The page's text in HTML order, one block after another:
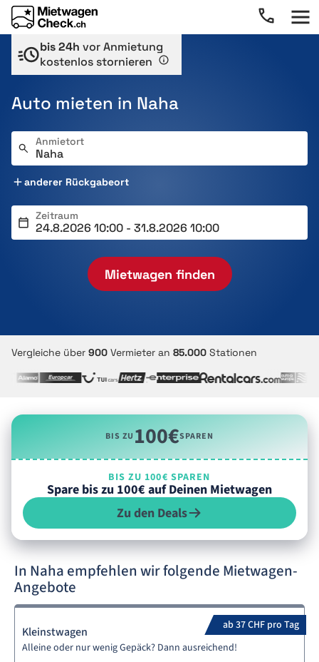
bis 24h vor Anmietung
kostenlos stornieren
Auto mieten in Naha
Anmietort
anderer Rückgabeort
Zeitraum
Mietwagen finden
Vergleiche über 900 Vermieter an 85.000 Stationen
BIS ZU100€SPAREN
BIS ZU 100€ SPAREN
Spare bis zu 100€ auf Deinen Mietwagen
Zu den Deals
In Naha empfehlen wir folgende Mietwagen-
Angebote
ab 37 CHF pro Tag
Kleinstwagen
Alleine oder nur wenig Gepäck? Dann ausreichend!